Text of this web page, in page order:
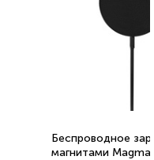
Беспроводное
магнитами